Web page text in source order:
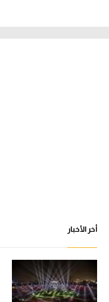
أخر الأخبار